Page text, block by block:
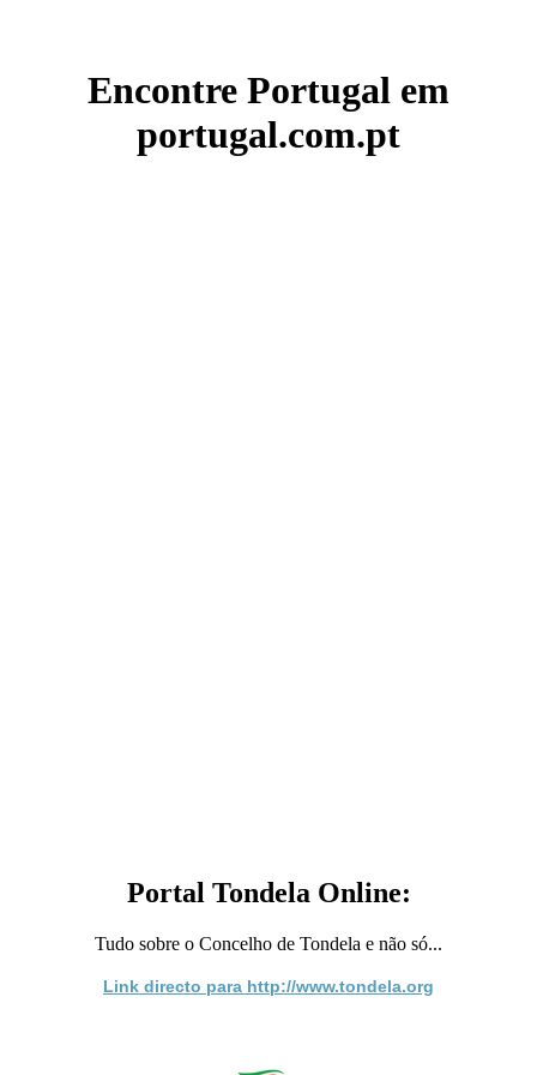
Encontre Portugal em
portugal.com.pt
Portal Tondela Online:
Tudo sobre o Concelho de Tondela e não só...
Link directo para http://www.tondela.org